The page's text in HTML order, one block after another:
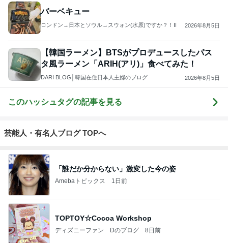
バーベキュー
ロンドン→日本とソウル→スウォン(水原)ですか？！II 2026年8月5日
【韓国ラーメン】BTSがプロデュースしたパス
タ風ラーメン「ARIH(アリ)」食べてみた！
DARI BLOG│韓国在住日本人主婦のブログ 2026年8月5日
このハッシュタグの記事を見る
芸能人・有名人ブログ TOPへ
「誰だか分からない」激変した今の姿
Amebaトピックス 1日前
TOPTOY☆Cocoa Workshop
ディズニーファン Dのブログ 8日前